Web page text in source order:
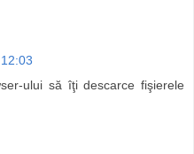
ului să îţi descarce fişierele